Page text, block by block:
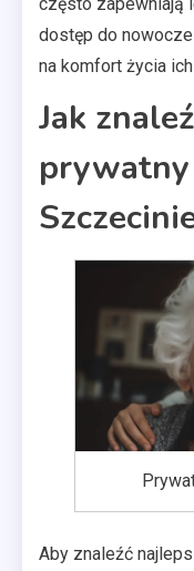
dostęp do
na komfort życia
Jak
Aby znaleźć